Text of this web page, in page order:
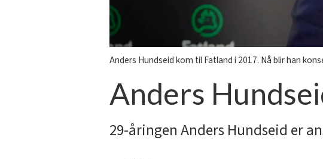
Anders Hundseid kom til Fatland i 2017. Nå blir han
Anders
29-åringen Anders Hundseid er